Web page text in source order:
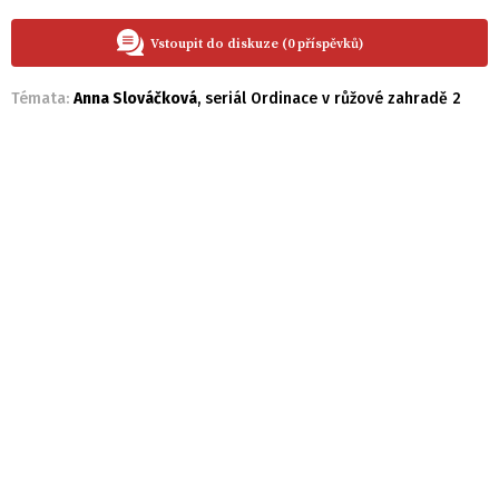
Vstoupit do diskuze (0 příspěvků)
Témata: Anna Slováčková, seriál Ordinace v růžové zahradě 2